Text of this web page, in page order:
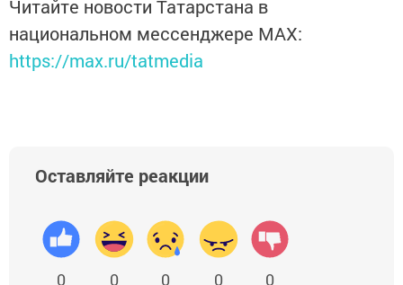
Читайте новости Татарстана в
национальном мессенджере MАХ:
https://max.ru/tatmedia
Оставляйте реакции
0 0 0 0 0